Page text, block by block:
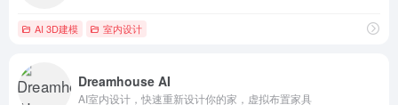
AI 3D建模 室内设计
Dreamhouse AI
AI室内设计，快速重新设计你的家，虚拟布置家具